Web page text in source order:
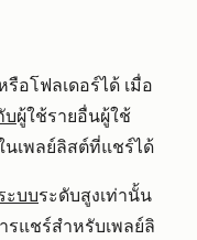
อโฟลเดอร์ได้ เมื่อ
บผู้ใช้รายอื่นผู้ใช้
นเพลย์ลิสต์ที่แชร์ได้
ะบบระดับสูงเท่านั้น
แชร์สำหรับเพลย์ลิ